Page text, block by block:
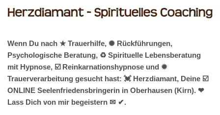
Wenn Du nach ★ Trauerhilfe, ✺ Rückführungen,
Psychologische Beratung, ♻ Spirituelle Lebensberatung
mit Hypnose, ☑️ Reinkarnationshypnose und ✹
Trauerverarbeitung gesucht hast: 💓️ Herzdiamant, Deine ☑️
ONLINE Seelenfriedensbringerin in Oberhausen (Kirn). ❤
Lass Dich von mir begeistern ✉ ✔.